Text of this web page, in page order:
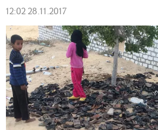
12:02 28.11.2017